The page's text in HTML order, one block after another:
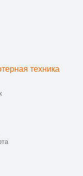
техника